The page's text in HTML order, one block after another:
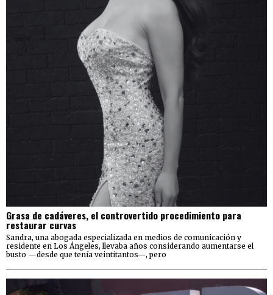
Grasa de cadáveres, el controvertido procedimiento para
restaurar curvas
Sandra, una abogada especializada en medios de comunicación y
residente en Los Ángeles, llevaba años considerando aumentarse el
busto —desde que tenía veintitantos—, pero